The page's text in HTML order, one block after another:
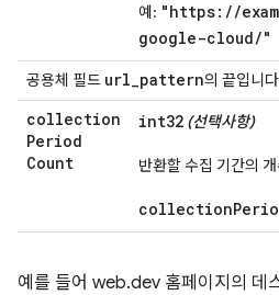
예: "https://
google-cloud/"
공용체 필드 url_pattern의 끝입니
collection
Period
Count
int32 (선택사항)
반환할 수집 기간의
예를 들어 web.dev 홈페이지의 데